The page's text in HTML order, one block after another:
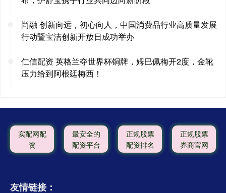
尚融 创新向远，初心向人，中国消费品行业高质量发展
行动暨宝洁创新开放日成功举办
仁信配资 英格兰夺世界杯铜牌，姆巴佩梅开2度，金靴
压力给到阿根廷梅西！
实配网配
资
最安全的
配资平台
正规股票
配资排名
正规股票
券商官网
友情链接：